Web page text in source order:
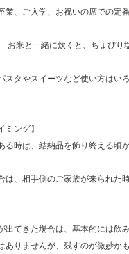
業、ご入学、お祝いの席での定番
お米と一緒に炊くと、ちょぴり
スタやスイーツなど使い方はい
ミング】
る時は、結納品を飾り終える頃
は、相手側のご家族が来られた
出てきた場合は、基本的には飲
ありませんが、残すのが微妙か